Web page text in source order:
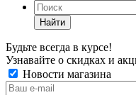
Найти
Будьте всегда в курсе!
Узнавайте о скидках и
Новости магазина